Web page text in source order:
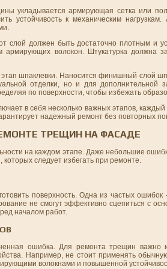
укладывается армирующая сетка или
устойчивость к механическим
слой должен быть достаточно плотным и
волокон. Штукатурка должна
шпаклевки. Наносится финишный слой
отделки, но и для дополнительной
по поверхности, чтобы избежать
в себя несколько важных этапов,
надежный ремонт без повторных
ТРЕЩИН НА ФАСАДЕ
на каждом этапе. Даже небольшие
следует избегать при ремонте.
поверхность. Одна из частых ошибок
не смогут эффективно сцепиться с
началом работ.
ошибка. Для ремонта трещин важно
Например, не стоит применять
волокнами и повышенной